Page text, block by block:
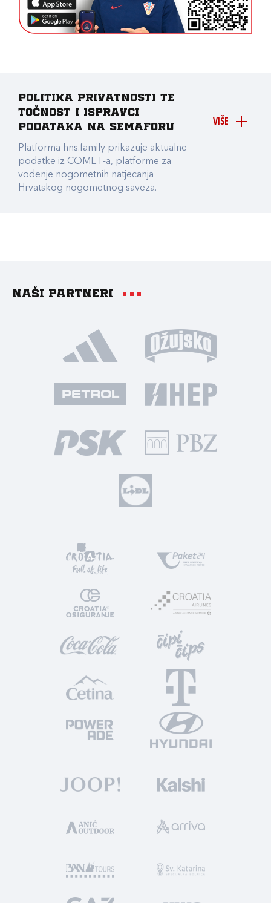
VIŠE
Politika privatnosti te
točnost i ispravci
podataka na Semaforu
Platforma hns.family prikazuje aktualne
podatke iz COMET-a, platforme za
vođenje nogometnih natjecanja
Hrvatskog nogometnog saveza.
Naši partneri